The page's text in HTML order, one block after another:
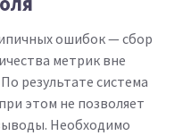
ошибок — сбор
метрик вне
результате система
этом не позволяет
Необходимо